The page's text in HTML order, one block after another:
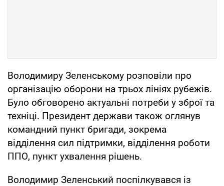
Володимиру Зеленському розповіли про
організацію оборони на трьох лініях рубежів.
Було обговорено актуальні потреби у зброї та
техніці. Президент держави також оглянув
командний пункт бригади, зокрема
відділення сил підтримки, відділення роботи
ППО, пункт ухвалення рішень.
Володимир Зеленський поспілкувався із